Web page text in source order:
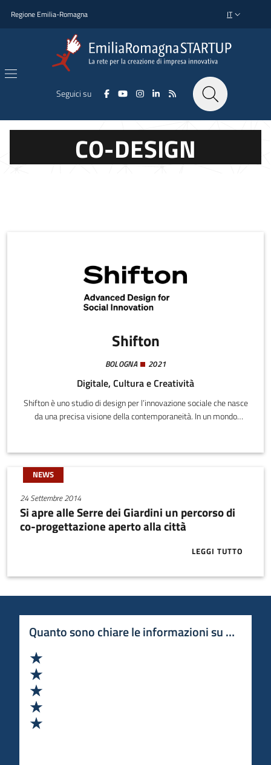
Regione Emilia-Romagna SELETTORE
IT
Seguici su
CO-DESIGN
Shifton
BOLOGNA 2021
Digitale, Cultura e Creatività
Shifton è uno studio di design per l’innovazione sociale che nasce
da una precisa visione della contemporaneità. In un mondo
cambiamento, che si prenda cura dei processi e delinei nuovi
NEWS
24 Settembre 2014
Si apre alle Serre dei Giardini un percorso di
co-progettazione aperto alla città
LEGGI TUTTO
ABOUT SI
Quanto sono chiare le informazioni su questa